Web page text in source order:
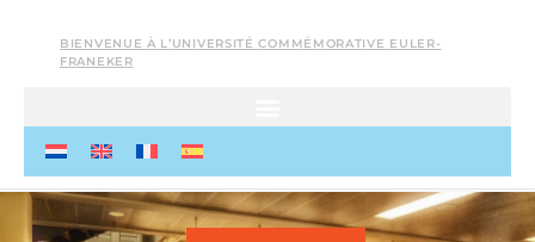
BIENVENUE À L’UNIVERSITÉ COMMÉMORATIVE EULER-
FRANEKER